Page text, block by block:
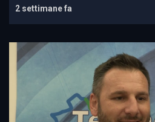
2 settimane fa